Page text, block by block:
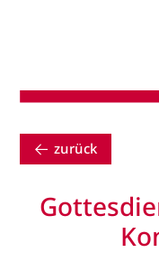
zurück